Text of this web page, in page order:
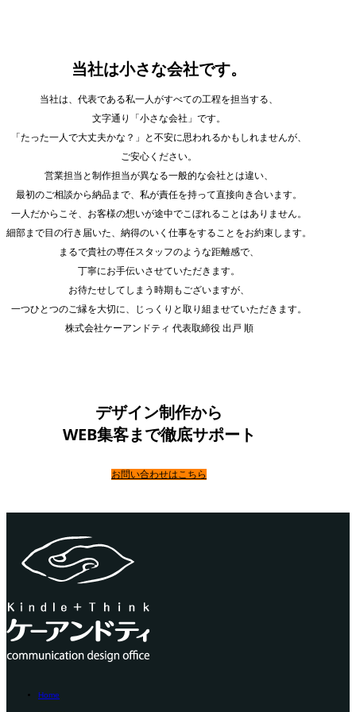
当社は小さな会社です。
当社は、代表である私一人がすべての工程を担当する、
文字通り「小さな会社」です。
「たった一人で大丈夫かな？」と不安に思われるかもしれませんが、
ご安心ください。
営業担当と制作担当が異なる一般的な会社とは違い、
最初のご相談から納品まで、私が責任を持って直接向き合います。
一人だからこそ、お客様の想いが途中でこぼれることはありません。
細部まで目の行き届いた、納得のいく仕事をすることをお約束します。
まるで貴社の専任スタッフのような距離感で、
丁寧にお手伝いさせていただきます。
お待たせしてしまう時期もございますが、
一つひとつのご縁を大切に、じっくりと取り組ませていただきます。
株式会社ケーアンドティ 代表取締役 出戸 順
デザイン制作から
WEB集客まで徹底サポート
お問い合わせはこちら
Home